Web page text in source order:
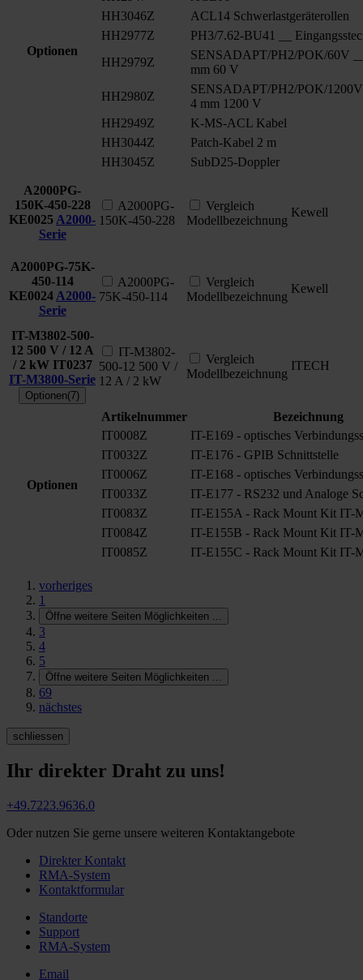
Optionen
HH3046Z
ACL14 Schwerlastgeräterollen
HH2977Z
PH3/7.62-BU41 __
HH2979Z
SENSADAPT/PH2/POK/60V
mm 60 V
HH2980Z
SENSADAPT/PH2/POK/1200V
4 mm 1200 V
HH2949Z
K-MS-ACL Kabel
HH3044Z
Patch-Kabel 2 m
HH3045Z
SubD25-Doppler
A2000PG-
150K-450-228
KE0025 A2000-
Serie
A2000PG-
150K-450-228
Vergleich
Modellbezeichnung
Kewell
A2000PG-75K-
450-114
KE0024 A2000-
Serie
A2000PG-
75K-450-114
Vergleich
Modellbezeichnung
Kewell
IT-M3802-500-
12 500 V / 12 A
/ 2 kW IT0237
IT-M3800-Serie
Optionen(7)
IT-M3802-
500-12 500 V /
12 A / 2 kW
Vergleich
Modellbezeichnung
ITECH
Optionen
Artikelnummer
Bezeichnung
IT0008Z
IT-E169 - optisches
IT0032Z
IT-E176 - GPIB Schnittstelle
IT0006Z
IT-E168 - optisches
IT0033Z
IT-E177 - RS232 und Analoge
IT0083Z
IT-E155A - Rack Mount Kit IT-
IT0084Z
IT-E155B - Rack Mount Kit IT-
IT0085Z
IT-E155C - Rack Mount Kit IT-
vorheriges
1
Öffne weitere Seiten Möglichkeiten
3
4
5
Öffne weitere Seiten Möglichkeiten
69
nächstes
schliessen
Ihr direkter Draht zu uns!
+49.7223.9636.0
Oder nutzen Sie gerne unsere weiteren Kontaktangebote
Direkter Kontakt
RMA-System
Kontaktformular
Standorte
Support
RMA-System
Email